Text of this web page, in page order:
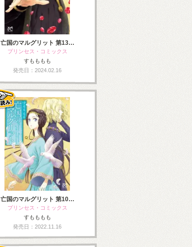
亡国のマルグリット 第13…
プリンセス・コミックス
すもももも
発売日：2024.02.16
亡国のマルグリット 第10…
プリンセス・コミックス
すもももも
発売日：2022.11.16